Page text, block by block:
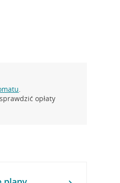
.
opłaty